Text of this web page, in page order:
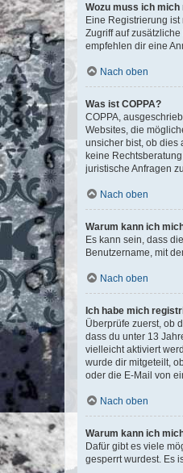
Wozu muss ich
Eine Registrierung
Zugriff auf
empfehlen dir eine
Nach oben
Was ist COPPA?
COPPA,
Websites, die
unsicher bist, ob dies
keine
juristische Anfragen
Nach oben
Warum kann ich
Es kann sein, dass
Benutzername, mit
Nach oben
Ich habe mich
Überprüfe zuerst, ob
dass du unter 13
vielleicht aktiviert
wurde dir mitgeteilt,
oder die E-Mail von
Nach oben
Warum kann ich
Dafür gibt es viele
gesperrt wurdest. Es